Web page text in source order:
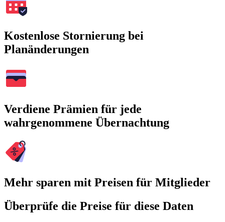
Kostenlose Stornierung bei
Planänderungen
Verdiene Prämien für jede
wahrgenommene Übernachtung
Mehr sparen mit Preisen für Mitglieder
Überprüfe die Preise für diese Daten